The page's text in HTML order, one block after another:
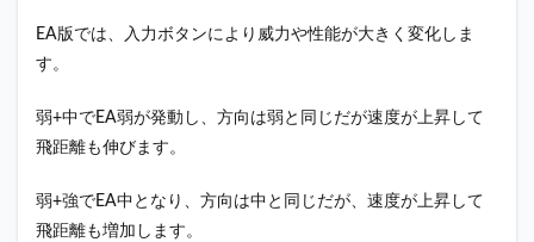
EA版では、入力ボタンにより威力や性能が大きく変化しま
す。
弱+中でEA弱が発動し、方向は弱と同じだが速度が上昇して
飛距離も伸びます。
弱+強でEA中となり、方向は中と同じだが、速度が上昇して
飛距離も増加します。